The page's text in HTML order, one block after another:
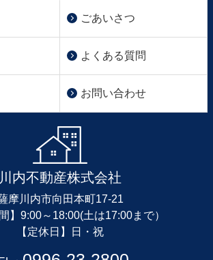
ごあいさつ
よくある質問
お問い合わせ
川内不動産株式会社
摩川内市向田本町17-21
】9:00～18:00(土は17:00まで）
【定休日】日・祝